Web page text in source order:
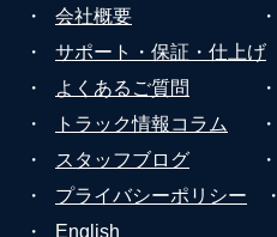
・ 会社概要 ・
・
サポート・保証・仕上げ
・
よくあるご質問 ・
・
トラック情報コラム ・
・
スタッフブログ ・
・
プライバシーポリシー ・
・
English